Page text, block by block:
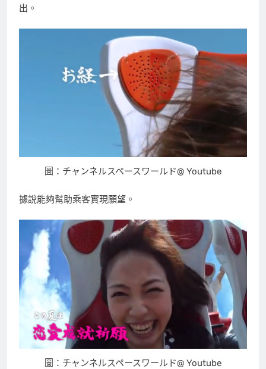
出。
圖：チャンネルスペースワールド@ Youtube
據說能夠幫助乘客實現願望。
圖：チャンネルスペースワールド@ Youtube